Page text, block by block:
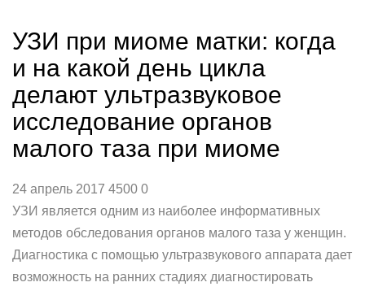
УЗИ при миоме матки: когда
и на какой день цикла
делают ультразвуковое
исследование органов
малого таза при миоме
24 апрель 2017 4500 0
УЗИ является одним из наиболее информативных
методов обследования органов малого таза у женщин.
Диагностика с помощью ультразвукового аппарата дает
возможность на ранних стадиях диагностировать